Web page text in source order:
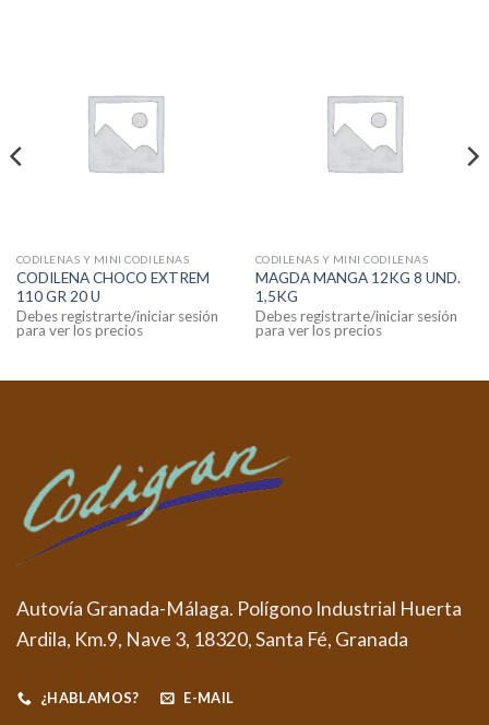
CODILENAS Y MINI CODILENAS
CODILENA CHOCO EXTREM
110 GR 20 U
Debes registrarte/iniciar sesión
para ver los precios
CODILENAS Y MINI CODILENAS
MAGDA MANGA 12KG 8 UND.
1,5KG
Debes registrarte/iniciar sesión
para ver los precios
Autovía Granada-Málaga. Polígono Industrial Huerta
Ardila, Km.9, Nave 3, 18320, Santa Fé, Granada
¿HABLAMOS? E-MAIL